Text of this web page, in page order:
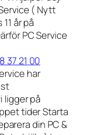
( Nytt
år på
PC Service
37 21 00
har
ligger på
tider Starta
din PC &